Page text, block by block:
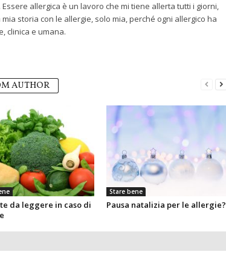
allergica è un lavoro che mi tiene allerta tutti i giorni,
storia con le allergie, solo mia, perché ogni allergico ha
clinica e umana.
AUTHOR
da leggere in caso di
Stare bene
Pausa natalizia per le allergie?